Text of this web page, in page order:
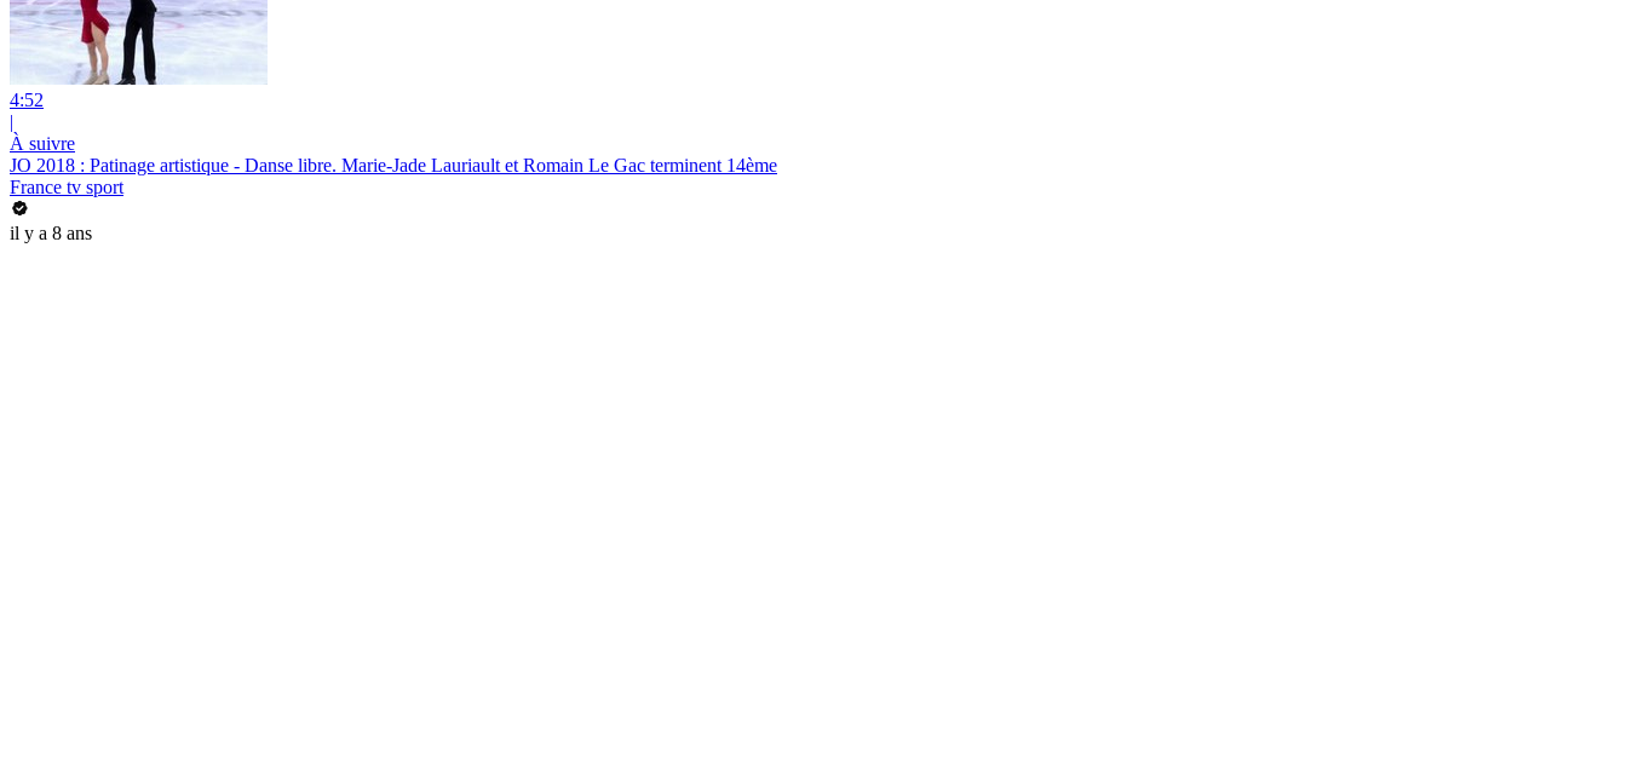
4:52
|
À suivre
JO 2018 : Patinage artistique - Danse libre. Marie-Jade Lauriault et Romain Le Gac terminent 14ème
France tv sport
il y a 8 ans